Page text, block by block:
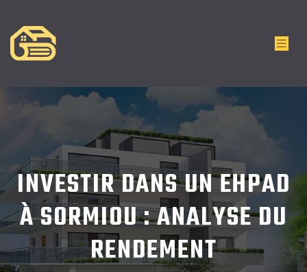
INVESTIR DANS UN EHPAD
À SORMIOU : ANALYSE DU
RENDEMENT